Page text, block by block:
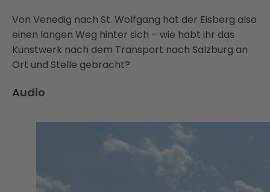
Von Venedig nach St. Wolfgang hat der Eisberg also
einen langen Weg hinter sich – wie habt ihr das
Kunstwerk nach dem Transport nach Salzburg an
Ort und Stelle gebracht?
Audio